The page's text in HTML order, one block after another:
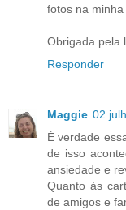
fotos na
Obrigada pela
Responder
Maggie 02
É verdade
de isso
ansiedade e
Quanto às
de amigos e